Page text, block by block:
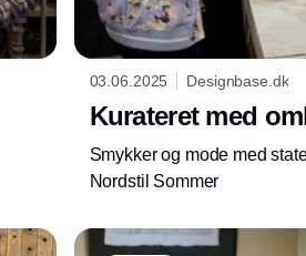
03.06.2025 Designbase.dk
Kurateret med
Smykker og mode med
Nordstil Sommer